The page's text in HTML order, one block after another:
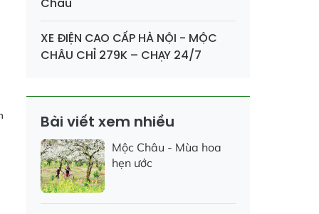
XE ĐIỆN CAO CẤP HÀ NỘI - MỘC
CHÂU CHỈ 279K – CHẠY 24/7
Bài viết xem nhiều
Mộc Châu - Mùa hoa
hẹn ước